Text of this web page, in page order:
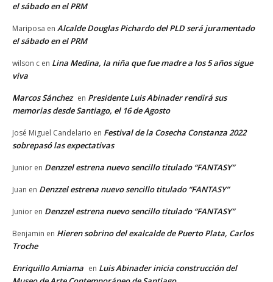
el sábado en el PRM
Mariposa en Alcalde Douglas Pichardo del PLD será juramentado
el sábado en el PRM
wilson c en Lina Medina, la niña que fue madre a los 5 años sigue
viva
Marcos Sánchez en Presidente Luis Abinader rendirá sus
memorias desde Santiago, el 16 de Agosto
José Miguel Candelario en Festival de la Cosecha Constanza 2022
sobrepasó las expectativas
Junior en Denzzel estrena nuevo sencillo titulado “FANTASY”
Juan en Denzzel estrena nuevo sencillo titulado “FANTASY”
Junior en Denzzel estrena nuevo sencillo titulado “FANTASY”
Benjamin en Hieren sobrino del exalcalde de Puerto Plata, Carlos
Troche
Enriquillo Amiama en Luis Abinader inicia construcción del